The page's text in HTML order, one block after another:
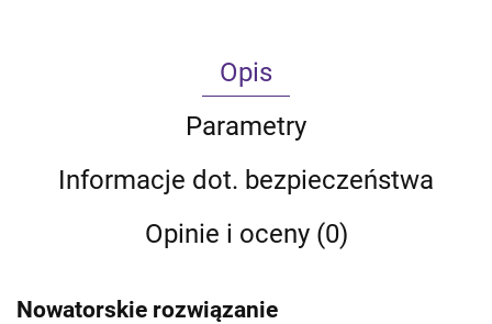
Opis
Parametry
Informacje dot. bezpieczeństwa
Opinie i oceny (0)
Nowatorskie rozwiązanie